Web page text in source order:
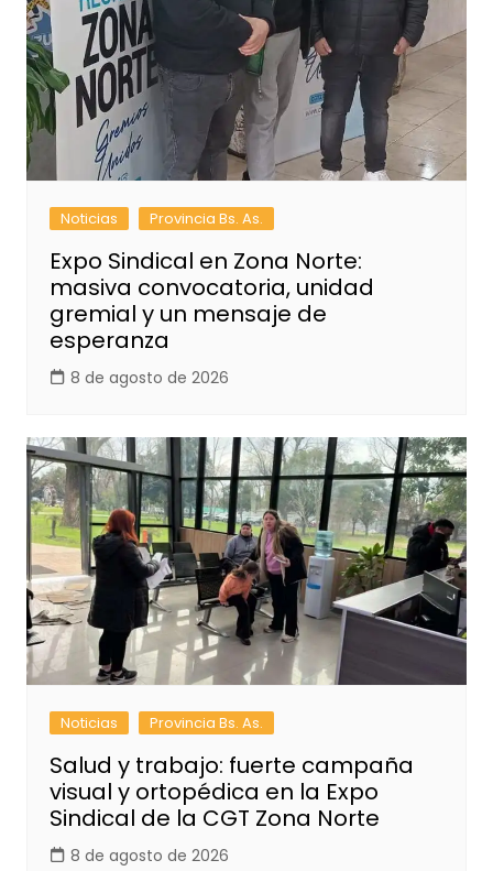
Noticias Provincia Bs. As.
Expo Sindical en Zona Norte:
masiva convocatoria, unidad
gremial y un mensaje de
esperanza
8 de agosto de 2026
Noticias Provincia Bs. As.
Salud y trabajo: fuerte campaña
visual y ortopédica en la Expo
Sindical de la CGT Zona Norte
8 de agosto de 2026